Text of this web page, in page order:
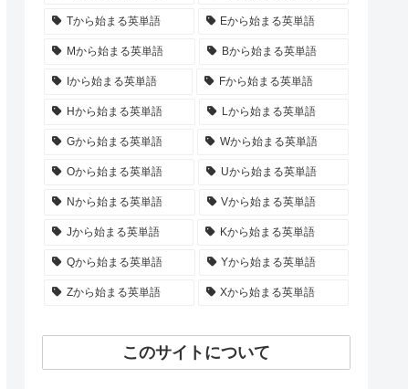
Tから始まる英単語 Eから始まる英単語
Mから始まる英単語 Bから始まる英単語
Iから始まる英単語 Fから始まる英単語
Hから始まる英単語 Lから始まる英単語
Gから始まる英単語 Wから始まる英単語
Oから始まる英単語 Uから始まる英単語
Nから始まる英単語 Vから始まる英単語
Jから始まる英単語 Kから始まる英単語
Qから始まる英単語 Yから始まる英単語
Zから始まる英単語 Xから始まる英単語
このサイトについて